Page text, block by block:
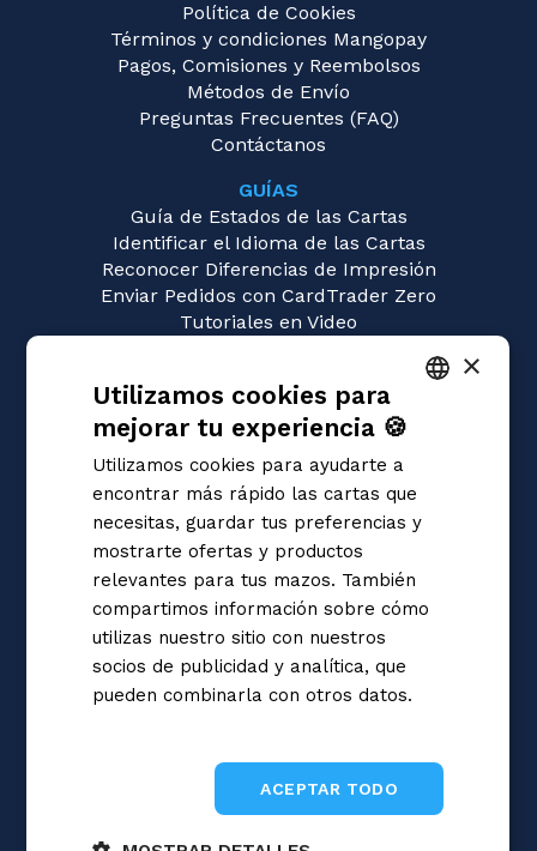
Política de Cookies
Términos y condiciones Mangopay
Pagos, Comisiones y Reembolsos
Métodos de Envío
Preguntas Frecuentes (FAQ)
Contáctanos
GUÍAS
Guía de Estados de las Cartas
Identificar el Idioma de las Cartas
Reconocer Diferencias de Impresión
Enviar Pedidos con CardTrader Zero
Tutoriales en Video
Disney Lorcana
Magic: the Gathering
Pokémon
Yu-Gi-Oh!
Flesh and Blood
Digimon
One Piece
Dragon Ball Super
Cardfight!! Vanguard
Star Wars Unlimited
Union Arena
Riftbound | League of Legends
ITALIAN
×
Utilizamos cookies para
mejorar tu experiencia 🍪
Utilizamos cookies para ayudarte a
encontrar más rápido las cartas que
necesitas, guardar tus preferencias y
mostrarte ofertas y productos
relevantes para tus mazos. También
compartimos información sobre cómo
utilizas nuestro sitio con nuestros
socios de publicidad y analítica, que
pueden combinarla con otros datos.
ACEPTAR TODO